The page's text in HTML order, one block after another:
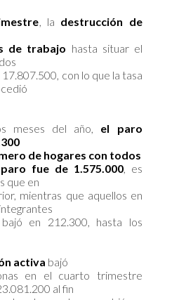
, la destrucción de
de trabajo hasta situar el
con lo que la tasa
meses del año, el paro
de hogares con todos
fue de 1.575.000, es
que en
mientras que aquellos en
en 212.300, hasta los
activa bajó
en el cuarto trimestre
al fin